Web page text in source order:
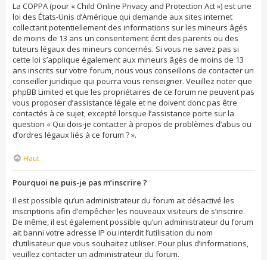
La COPPA (pour « Child Online Privacy and Protection Act ») est une
loi des États-Unis d’Amérique qui demande aux sites internet
collectant potentiellement des informations sur les mineurs âgés
de moins de 13 ans un consentement écrit des parents ou des
tuteurs légaux des mineurs concernés. Si vous ne savez pas si
cette loi s’applique également aux mineurs âgés de moins de 13
ans inscrits sur votre forum, nous vous conseillons de contacter un
conseiller juridique qui pourra vous renseigner. Veuillez noter que
phpBB Limited et que les propriétaires de ce forum ne peuvent pas
vous proposer d’assistance légale et ne doivent donc pas être
contactés à ce sujet, excepté lorsque l’assistance porte sur la
question « Qui dois-je contacter à propos de problèmes d’abus ou
d’ordres légaux liés à ce forum ? ».
Haut
Pourquoi ne puis-je pas m’inscrire ?
Il est possible qu’un administrateur du forum ait désactivé les
inscriptions afin d’empêcher les nouveaux visiteurs de s’inscrire.
De même, il est également possible qu’un administrateur du forum
ait banni votre adresse IP ou interdit l’utilisation du nom
d’utilisateur que vous souhaitez utiliser. Pour plus d’informations,
veuillez contacter un administrateur du forum.